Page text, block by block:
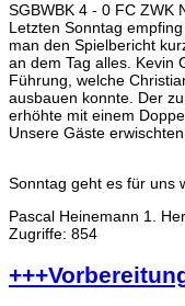
SGBWBK 4 - 0 FC ZWK
Letzten Sonntag
man den Spielbericht
an dem Tag alles. Kevin
Führung, welche
ausbauen konnte. Der
erhöhte mit einem
Unsere Gäste
Sonntag geht es für uns
Pascal Heinemann 1.
Zugriffe: 854